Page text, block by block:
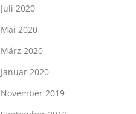
Juli 2020
Mai 2020
März 2020
Januar 2020
November 2019